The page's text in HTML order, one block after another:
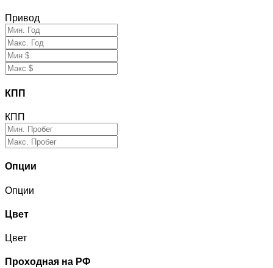
Привод
КПП
КПП
Опции
Опции
Цвет
Цвет
Проходная на РФ